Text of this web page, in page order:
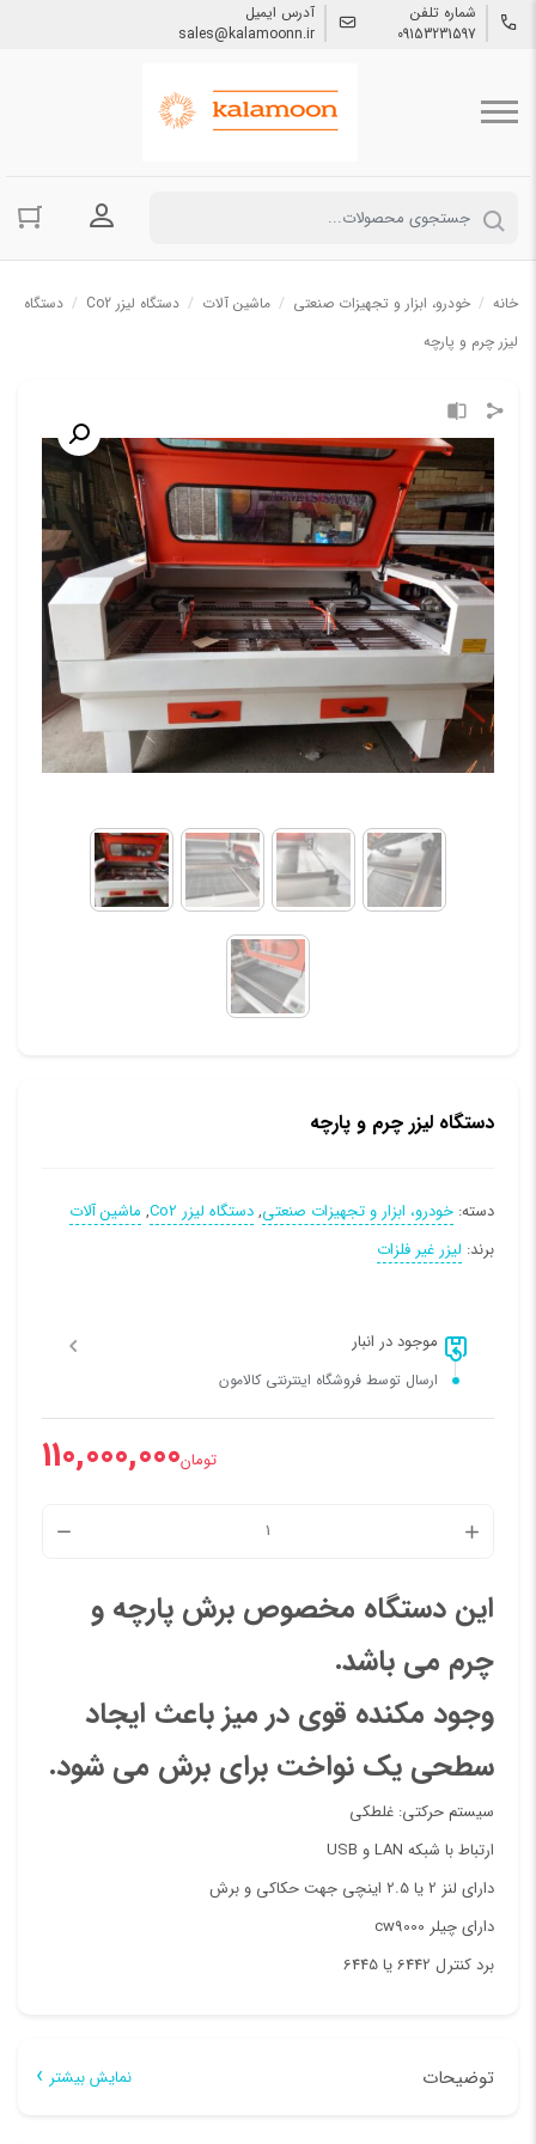
شماره تلفن
09153231597
آدرس ایمیل
sales@kalamoonn.ir
ورود به
خانه / خودرو، ابزار و تجهیزات صنعتی / ماشین آلات / دستگاه لیزر Co2 / دستگاه
لیزر چرم و پارچه
دستگاه لیزر چرم و پارچه
دسته: خودرو، ابزار و تجهیزات صنعتی,دستگاه لیزر Co2 , ماشین آلات
برند: لیزر غیر فلزات
موجود در انبار
ارسال توسط فروشگاه اینترنتی کالامون
تومان110,000,000
این دستگاه مخصوص برش پارچه و
چرم می باشد.
وجود مکنده قوی در میز باعث ایجاد
سطحی یک نواخت برای برش می شود.
سیستم حرکتی: غلطکی
ارتباط با شبکه LAN و USB
دارای لنز 2 یا 2.5 اینچی جهت حکاکی و برش
دارای چیلر cw9000
برد کنترل 6442 یا 6445
توضیحات نمایش بیشتر